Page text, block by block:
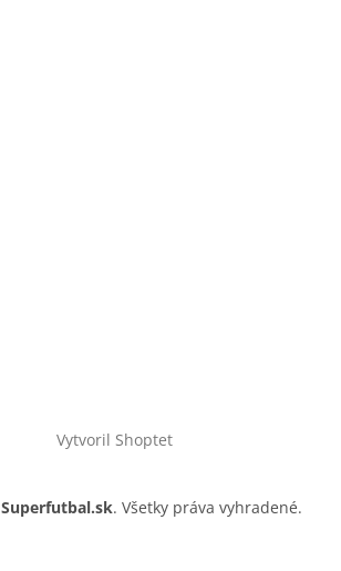
Vytvoril Shoptet
Superfutbal.sk. Všetky práva vyhradené.